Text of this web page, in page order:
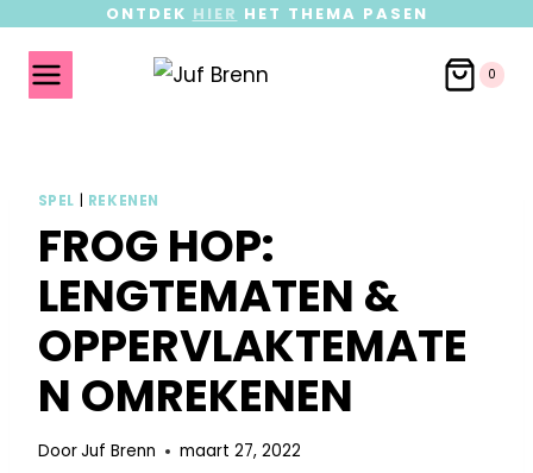
ONTDEK HIER HET THEMA PASEN
0
SPEL REKENEN
FROG HOP:
LENGTEMATEN &
OPPERVLAKTEMATE
N OMREKENEN
DoorJuf Brenn maart 27, 2022